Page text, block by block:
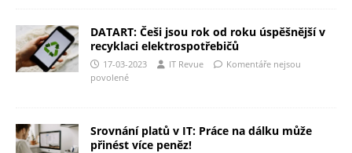
DATART: Češi jsou rok od roku úspěšnější v
recyklaci elektrospotřebičů
17-03-2023 IT Revue
Komentáře nejsou
povolené
Srovnání platů v IT: Práce na dálku může
přinést více peněz!